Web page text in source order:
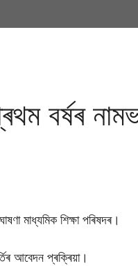
বৰ্ষৰ
মাধ্যমিক শিক্ষা পৰিষদৰ।
আবেদন প্ৰক্ৰিয়া।